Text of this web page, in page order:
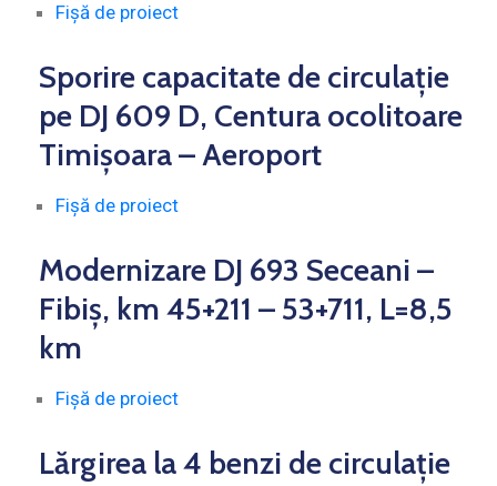
Fișă de proiect
Sporire capacitate de circulație
pe DJ 609 D, Centura ocolitoare
Timișoara – Aeroport
Fișă de proiect
Modernizare DJ 693 Seceani –
Fibiș, km 45+211 – 53+711, L=8,5
km
Fișă de proiect
Lărgirea la 4 benzi de circulație